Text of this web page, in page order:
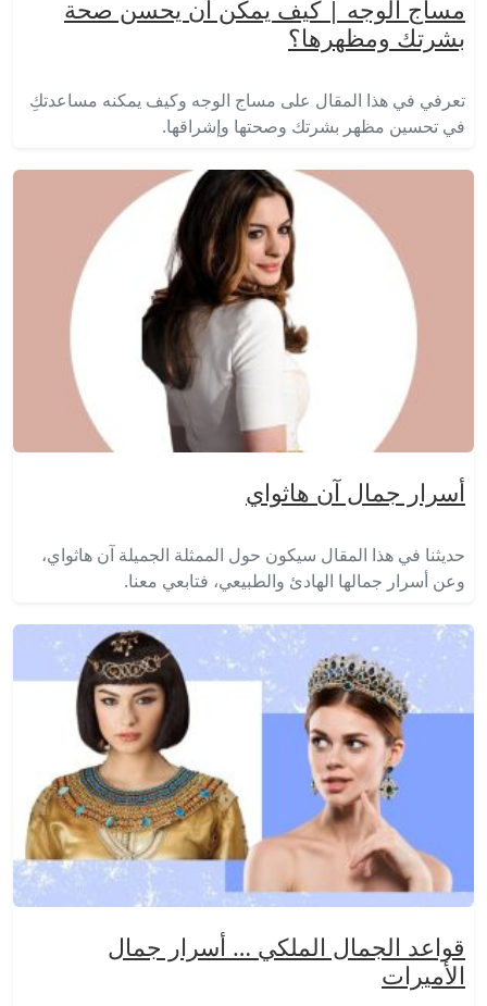
مساج الوجه | كيف يمكن أن يحسن صحة
بشرتك ومظهرها؟
تعرفي في هذا المقال على مساج الوجه وكيف يمكنه مساعدتكِ
في تحسين مظهر بشرتك وصحتها وإشراقها.
أسرار جمال آن هاثواي
حديثنا في هذا المقال سيكون حول الممثلة الجميلة آن هاثواي،
وعن أسرار جمالها الهادئ والطبيعي، فتابعي معنا.
قواعد الجمال الملكي … أسرار جمال
الأميرات